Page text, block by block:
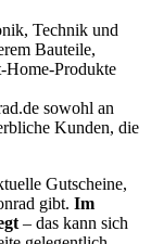
Technik und
Bauteile,
Home-Produkte
sowohl an
Kunden, die
Gutscheine,
gibt. Im
– das kann sich